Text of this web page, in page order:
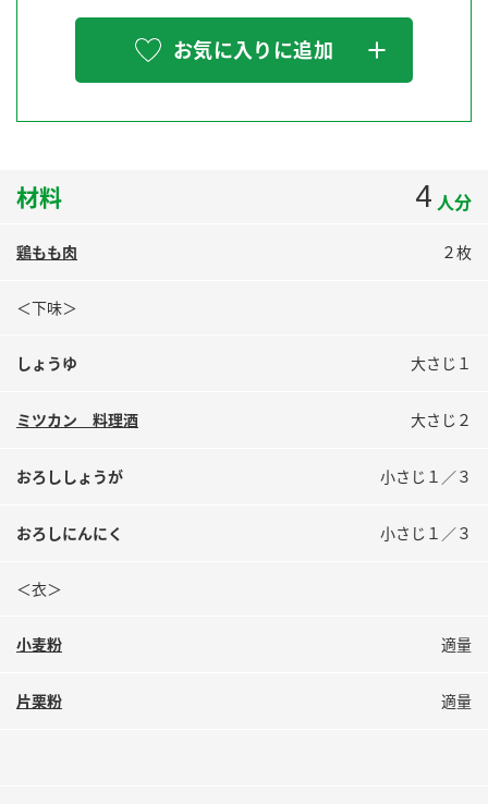
スペシャルサイト
お酢を知ろう！
ぽん酢サワー
ミツカンのCM
MIM（ミツカンミュージアム）
各部門が大切にしていること
販売終了製品のご案内
よくあるご質問
地図から取り扱い店舗を探す
検索
業務用サイト 製造所固有記号一覧
お気に入りに追加
材料 4 人分
鶏もも肉 ２枚
＜下味＞
しょうゆ 大さじ１
ミツカン 料理酒 大さじ２
おろししょうが 小さじ１／３
おろしにんにく 小さじ１／３
＜衣＞
小麦粉 適量
片栗粉 適量